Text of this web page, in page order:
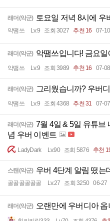
래더(악군) 토요일 저녁 8시에 우
악땜쓰 Lv.9 조회 3027 추천 16 07-10
래더(악군) 악땜쓰입니다! 금요
악땜쓰 Lv.9 조회 3989 추천 16 07-08
래더(악군) 그리웠습니까? 우버
악땜쓰 Lv.9 조회 4368 추천 31 07-07
래더(악군) 7월 4일 & 5일 유튜브
념 우버 이벤트
LadyDark Lv.90 조회 5876 추천
스탠(악군) 우버 4단계 알림 떴는
골골골골골골 Lv.27 조회 3250 06-27
래더(악군) 오랜만에 우버디아 옵